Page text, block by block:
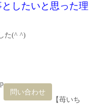
したいと思った理
た(^ ^)
問い合わせ
【苺いち